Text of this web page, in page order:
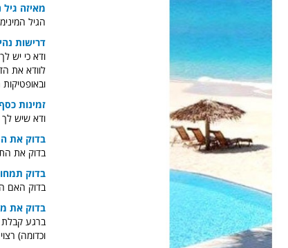
מאיזה גיל
הגיל
דרישות
ודא כי יש
לוודא את
זמינות
ודא שיש
בדוק את
בדוק את
בדוק
בדוק האם
בדוק את
ברגע קבלת
וכדומה)